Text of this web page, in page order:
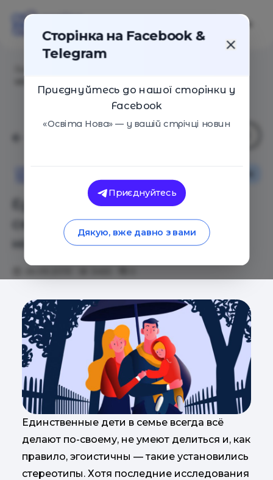
Единственный ребёнок в
семье: что об этом говорит
наука
Единственные дети в семье всегда всё
делают по-своему, не умеют делиться и, как
правило, эгоистичны — такие установились
стереотипы. Хотя последние исследования
Сторінка на Facebook &
Telegram
Приєднуйтесь до нашої сторінки у
Facebook
«Освіта Нова» — у вашій стрічці новин
Приєднуйтесь
Дякую, вже давно з вами